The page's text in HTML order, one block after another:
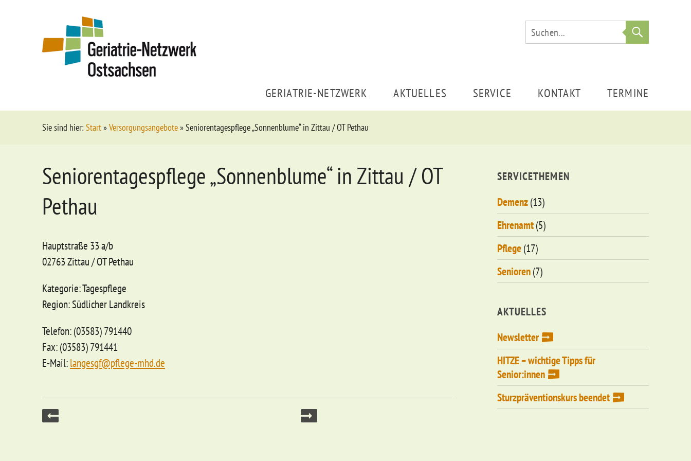
GERIATRIE-NETZWERK AKTUELLES SERVICE KONTAKT TERMINE
Sie sind hier: Start»Versorgungsangebote»Seniorentagespflege „Sonnenblume“ in Zittau / OT Pethau
Seniorentagespflege „Sonnenblume“ in Zittau / OT
Pethau
Hauptstraße 33 a/b
02763 Zittau / OT Pethau
Kategorie: Tagespflege
Region: Südlicher Landkreis
Telefon: (03583) 791440
Fax: (03583) 791441
E-Mail:langesgf@pflege-mhd.de
SERVICETHEMEN
Demenz(13)
Ehrenamt(5)
Pflege(17)
Senioren(7)
AKTUELLES
Newsletter
HITZE – wichtige Tipps für
Senior:innen
Sturzpräventionskurs beendet